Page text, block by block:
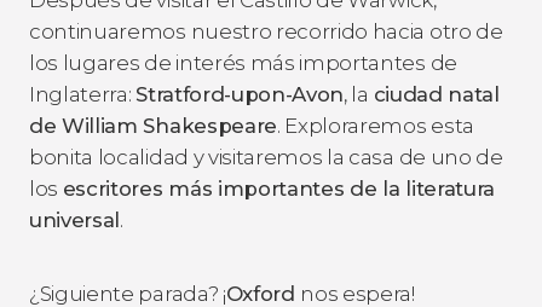
continuaremos nuestro recorrido hacia otro de
los lugares de interés más importantes de
Inglaterra: Stratford-upon-Avon, la ciudad natal
de William Shakespeare. Exploraremos esta
bonita localidad y visitaremos la casa de uno de
los escritores más importantes de la literatura
universal.
¿Siguiente parada? ¡Oxford nos espera!